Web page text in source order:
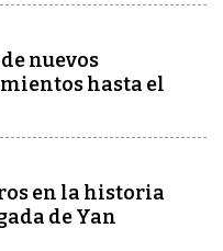
nuevos
hasta el
en la historia
de Yan